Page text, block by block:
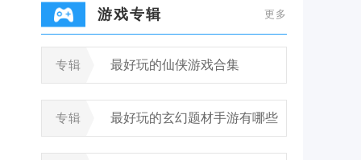
游戏专辑 更多
专辑 最好玩的仙侠游戏合集
专辑 最好玩的玄幻题材手游有哪些